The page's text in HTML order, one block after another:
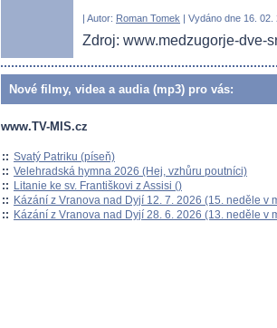
| Autor: Roman Tomek | Vydáno dne 16.
Zdroj: www.medzugorje-dve-
Nové filmy, videa a audia (mp3) pro vás:
www.TV-MIS.cz
:: Svatý Patriku (píseň)
:: Velehradská hymna 2026 (Hej, vzhůru poutníci)
:: Litanie ke sv. Františkovi z Assisi ()
:: Kázání z Vranova nad Dyjí 12. 7. 2026 (15. neděle v
:: Kázání z Vranova nad Dyjí 28. 6. 2026 (13. neděle v